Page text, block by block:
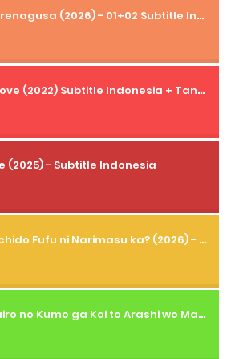
Wasurenagusa (2026) - 01+02 Subtitle Indonesia
First Love (2022) Subtitle Indonesia + Tanpa Iklan + Streaming + 1080p
(2025) - Subtitle Indonesia
Mou Ichido Fufu ni Narimasu ka? (2026) - 01 Subtitle Indonesia
Natsuiro no Kumo ga Koi to Arashi wo Makiokosu (2026) - 01 Subtitle Indonesia